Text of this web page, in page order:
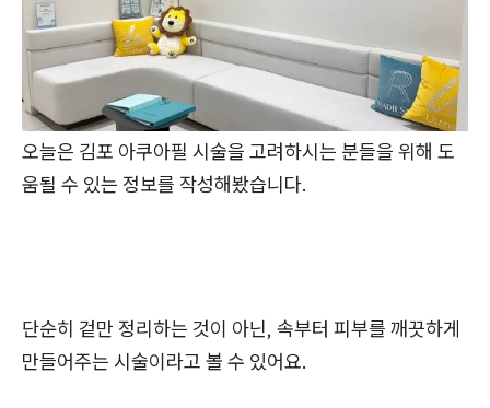
오늘은 김포 아쿠아필 시술을 고려하시는 분들을 위해 도
움될 수 있는 정보를 작성해봤습니다.
단순히 겉만 정리하는 것이 아닌, 속부터 피부를 깨끗하게
만들어주는 시술이라고 볼 수 있어요.